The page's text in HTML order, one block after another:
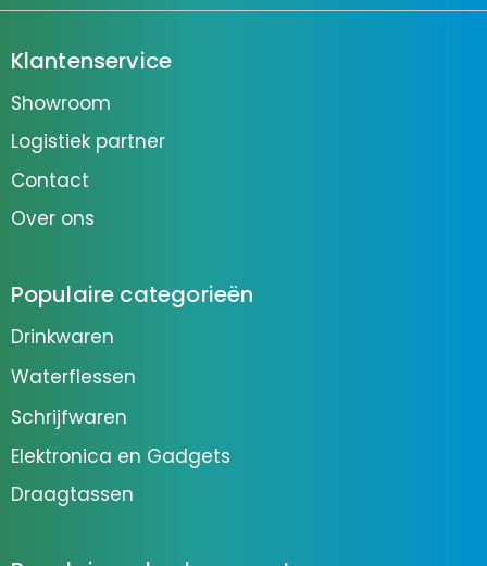
Klantenservice
Showroom
Logistiek partner
Contact
Over ons
Populaire categorieën
Drinkwaren
Waterflessen
Schrijfwaren
Elektronica en Gadgets
Draagtassen